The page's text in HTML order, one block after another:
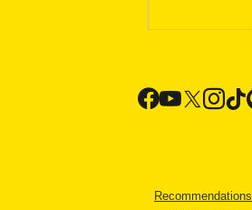
Recommendations